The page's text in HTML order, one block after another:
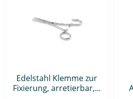
Edelstahl Klemme zur
Fixierung, arretierbar,...